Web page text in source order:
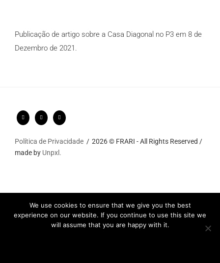
Publicação de artigo sobre a Casa Diagonal no P3 em 8 de
Dezembro de 2021.
Política de Privacidade
2026 © FRARI - All Rights Reserved /
made by Unpxl.
We use cookies to ensure that we give you the best
experience on our website. If you continue to use this site we
will assume that you are happy with it.